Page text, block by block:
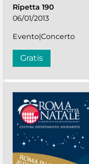
Ripetta 190
06/01/2013
Evento|Concerto
Gratis